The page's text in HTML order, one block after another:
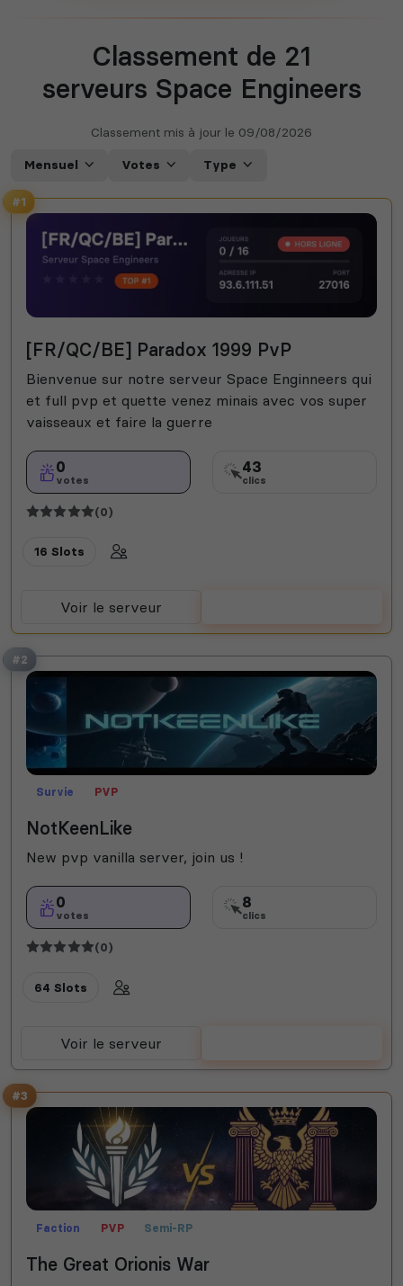
Classement de 21
serveurs Space Engineers
Classement mis à jour le 09/08/2026
Mensuel Votes Type
#1
[FR/QC/BE] Paradox 1999 PvP
Bienvenue sur notre serveur Space Enginneers qui
et full pvp et quette venez minais avec vos super
vaisseaux et faire la guerre
0
votes
43
clics
(0)
16 Slots
Voir le serveur
#2
Survie PVP
NotKeenLike
New pvp vanilla server, join us !
0
votes
8
clics
(0)
64 Slots
Voir le serveur
#3
Faction PVP Semi-RP
The Great Orionis War